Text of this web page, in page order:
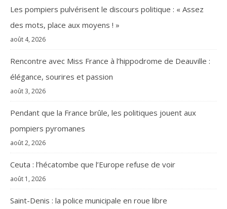
Les pompiers pulvérisent le discours politique : « Assez
des mots, place aux moyens ! »
août 4, 2026
Rencontre avec Miss France à l’hippodrome de Deauville :
élégance, sourires et passion
août 3, 2026
Pendant que la France brûle, les politiques jouent aux
pompiers pyromanes
août 2, 2026
Ceuta : l’hécatombe que l’Europe refuse de voir
août 1, 2026
Saint-Denis : la police municipale en roue libre